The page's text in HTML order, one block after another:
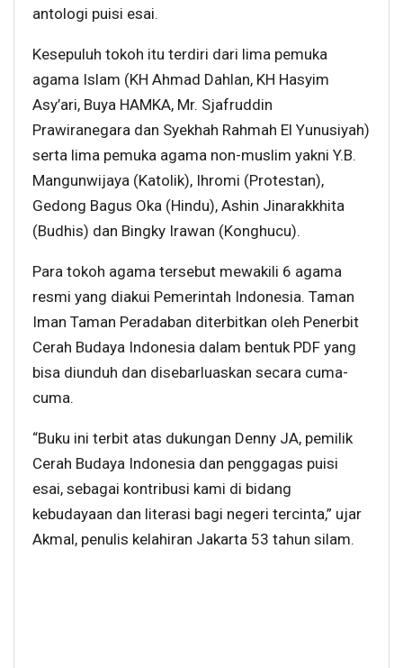
antologi puisi esai.
Kesepuluh tokoh itu terdiri dari lima pemuka
agama Islam (KH Ahmad Dahlan, KH Hasyim
Asy’ari, Buya HAMKA, Mr. Sjafruddin
Prawiranegara dan Syekhah Rahmah El Yunusiyah)
serta lima pemuka agama non-muslim yakni Y.B.
Mangunwijaya (Katolik), Ihromi (Protestan),
Gedong Bagus Oka (Hindu), Ashin Jinarakkhita
(Budhis) dan Bingky Irawan (Konghucu).
Para tokoh agama tersebut mewakili 6 agama
resmi yang diakui Pemerintah Indonesia. Taman
Iman Taman Peradaban diterbitkan oleh Penerbit
Cerah Budaya Indonesia dalam bentuk PDF yang
bisa diunduh dan disebarluaskan secara cuma-
cuma.
“Buku ini terbit atas dukungan Denny JA, pemilik
Cerah Budaya Indonesia dan penggagas puisi
esai, sebagai kontribusi kami di bidang
kebudayaan dan literasi bagi negeri tercinta,” ujar
Akmal, penulis kelahiran Jakarta 53 tahun silam.